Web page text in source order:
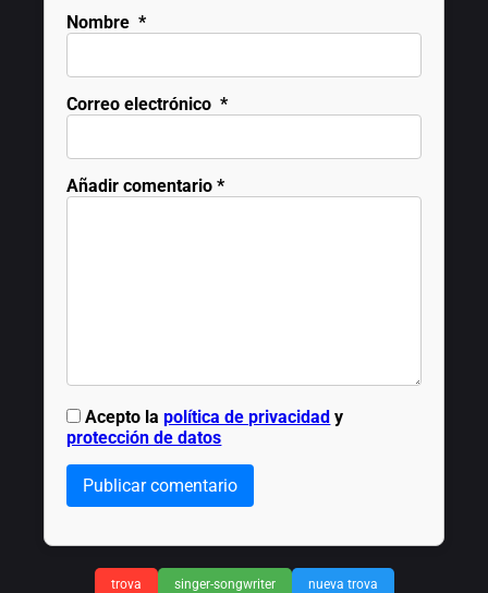
Nombre *
Correo electrónico *
Añadir comentario *
Acepto lapolítica de privacidad y
protección de datos
Publicar comentario
trova singer-songwriter nueva trova